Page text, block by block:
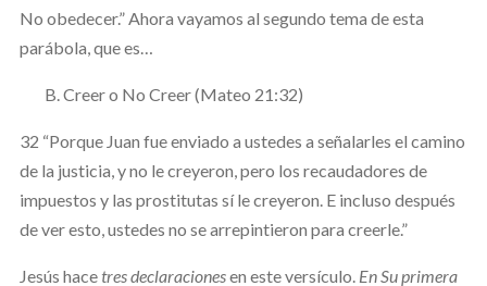
No obedecer.” Ahora vayamos al segundo tema de esta
parábola, que es…
Creer o No Creer (Mateo 21:32)
32 “Porque Juan fue enviado a ustedes a señalarles el camino
de la justicia, y no le creyeron, pero los recaudadores de
impuestos y las prostitutas sí le creyeron. E incluso después
de ver esto, ustedes no se arrepintieron para creerle.”
Jesús hace tres declaracionesen este versículo. En Su primera